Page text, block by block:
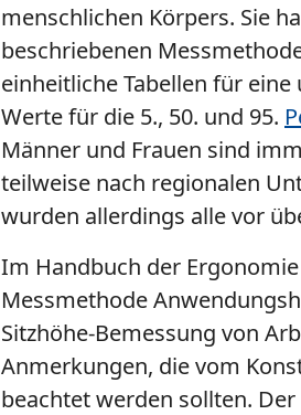
menschlichen Körpers. Sie
beschriebenen
einheitliche Tabellen für
Werte für die 5., 50. und 95.
Männer und Frauen sind
teilweise nach regionalen
wurden allerdings alle vor
Im Handbuch der
Messmethode
Sitzhöhe-Bemessung von
Anmerkungen, die vom
beachtet werden sollten.